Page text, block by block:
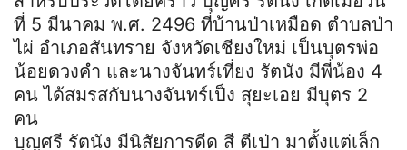
ที่ 5 มีนาคม พ.ศ. 2496 ที่บ้านป่าเหมือด ตำบลป่า
ไผ่ อำเภอสันทราย จังหวัดเชียงใหม่ เป็นบุตรพ่อ
น้อยดวงคำ และนางจันทร์เที่ยง รัตนัง มีพี่น้อง 4
คน ได้สมรสกับนางจันทร์เป็ง สุยะเอย มีบุตร 2
คน
บุญศรี รัตนัง มีนิสัยการดีด สี ตีเป่า มาตั้งแต่เล็ก